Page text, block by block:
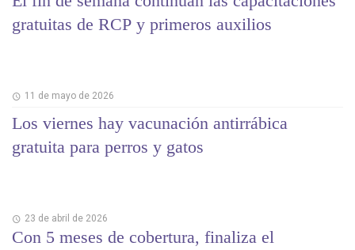
gratuitas de RCP y primeros auxilios
11 de mayo de 2026
Los viernes hay vacunación antirrábica
gratuita para perros y gatos
23 de abril de 2026
Con 5 meses de cobertura, finaliza el